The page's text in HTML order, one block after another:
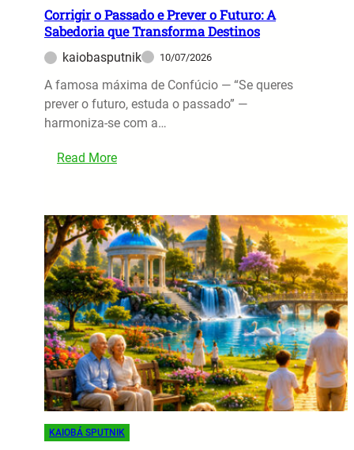
e
i
t
a
r
m
F
u
t
u
r
o
M
e
l
h
o
r
r
d
o
e
s
a
o
O
m
b
r
o
s
F
r
a
c
o
s
Corrigir o Passado e Prever o Futuro: A
Sabedoria que Transforma Destinos
kaiobasputnik 10/07/2026
A famosa máxima de Confúcio — “Se queres
prever o futuro, estuda o passado” —
harmoniza-se com a…
Read More:
r
r
i
g
i
r
o
P
a
s
s
a
d
KAIOBÁ SPUTNIK